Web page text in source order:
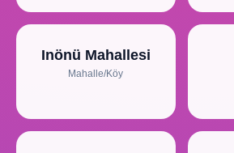
Inönü Mahallesi
Mahalle/Köy